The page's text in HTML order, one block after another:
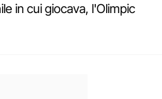
in cui giocava, l'Olimpic